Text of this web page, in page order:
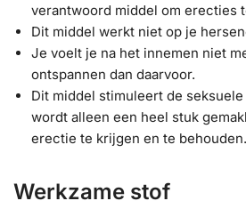
verantwoord middel om erecties
Dit middel werkt niet op je
Je voelt je na het innemen niet
ontspannen dan daarvoor.
Dit middel stimuleert de
wordt alleen een heel stuk
erectie te krijgen en te behouden.
Werkzame stof